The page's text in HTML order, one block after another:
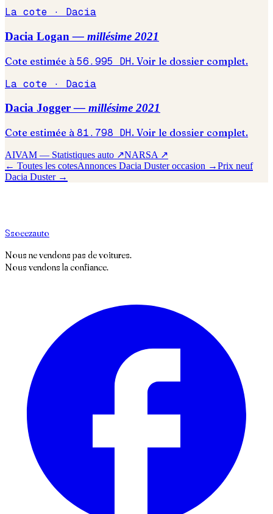
La cote · Dacia
Dacia Logan — millésime 2021
Cote estimée à 56.995 DH. Voir le dossier complet.
La cote · Dacia
Dacia Jogger — millésime2021
Cote estimée à 81.798 DH. Voir le dossier complet.
AIVAM — Statistiques auto ↗NARSA ↗
← Toutes les cotesAnnonces Dacia Dusteroccasion →Prix neuf
Dacia Duster→
Ssoeezauto
Nous ne vendons pas de voitures.
Nous vendons la confiance.